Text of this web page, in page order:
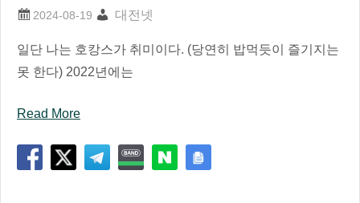
대전넷
일단 나는 호캉스가 취미이다. (당연히 밥먹듯이 즐기지는
못 한다) 2022년에는
Read More